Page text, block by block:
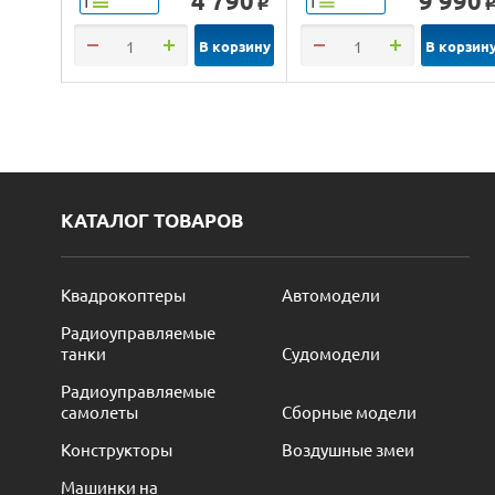
В корзину В
КАТАЛОГ ТОВАРОВ
Квадрокоптеры
Автомодели
Радиоуправляемые
танки
Судомодели
Радиоуправляемые
самолеты
Сборные модели
Конструкторы
Воздушные змеи
Машинки на